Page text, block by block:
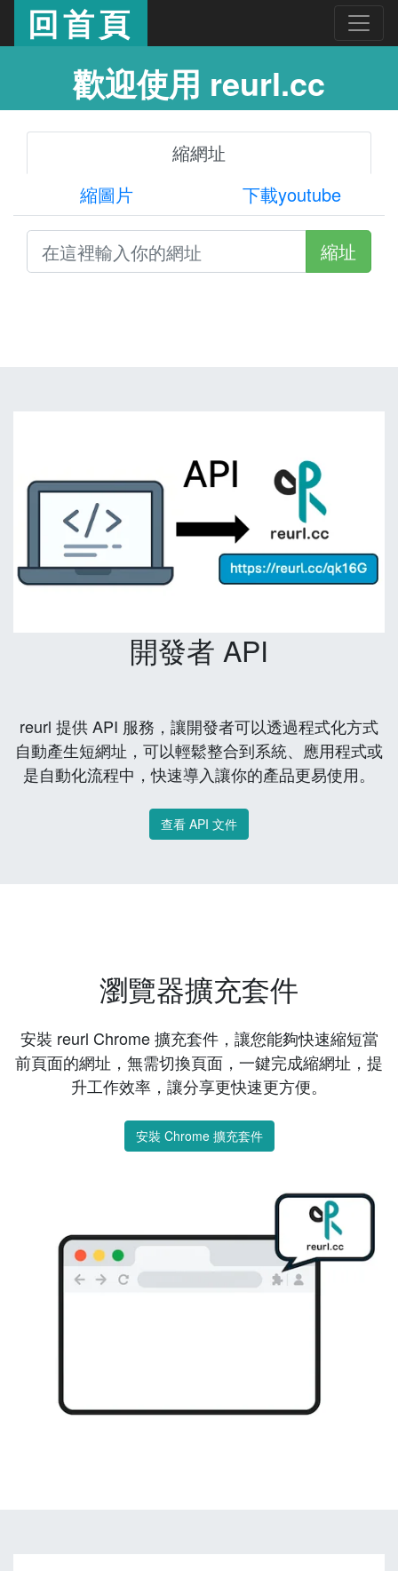
回首頁
歡迎使用 reurl.cc
縮網址
縮圖片
下載youtube
縮址
開發者 API
reurl 提供 API 服務，讓開發者可以透過程式化方式
自動產生短網址，可以輕鬆整合到系統、應用程式或
是自動化流程中，快速導入讓你的產品更易使用。
查看 API 文件
瀏覽器擴充套件
安裝 reurl Chrome 擴充套件，讓您能夠快速縮短當
前頁面的網址，無需切換頁面，一鍵完成縮網址，提
升工作效率，讓分享更快速更方便。
安裝 Chrome 擴充套件